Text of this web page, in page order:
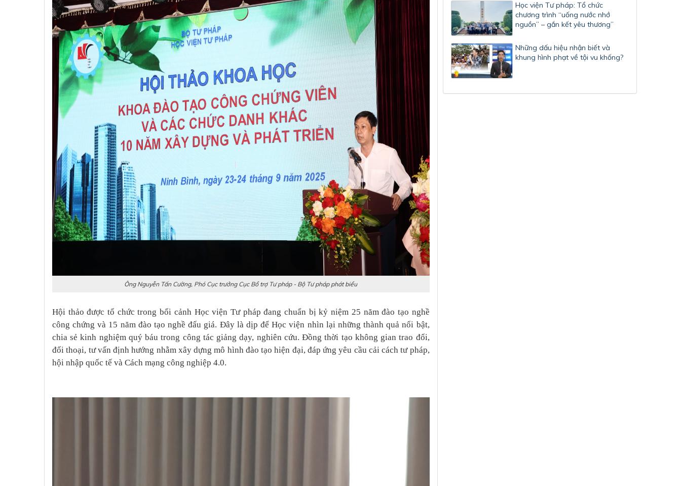
Ông Nguyễn Tấn Cường, Phó Cục trưởng Cục Bổ trợ Tư pháp - Bộ Tư pháp phát biểu
Hội thảo được tổ chức trong bối cảnh Học viện Tư pháp đang chuẩn bị kỷ niệm 25 năm đào tạo nghề
công chứng và 15 năm đào tạo nghề đấu giá. Đây là dịp để Học viện nhìn lại những thành quả nổi bật,
chia sẻ kinh nghiệm quý báu trong công tác giảng dạy, nghiên cứu. Đồng thời tạo không gian trao đổi,
đối thoại, tư vấn định hướng nhằm xây dựng mô hình đào tạo hiện đại, đáp ứng yêu cầu cải cách tư pháp,
hội nhập quốc tế và Cách mạng công nghiệp 4.0.
Học viện Tư pháp: Tổ chức
chương trình “uống nước nhớ
nguồn” – gắn kết yêu thương”
Những dấu hiệu nhận biết và
khung hình phạt về tội vu khống?